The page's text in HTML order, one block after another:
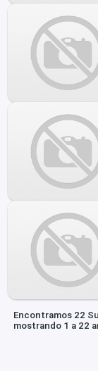
Encontramos 22
mostrando 1 a 22